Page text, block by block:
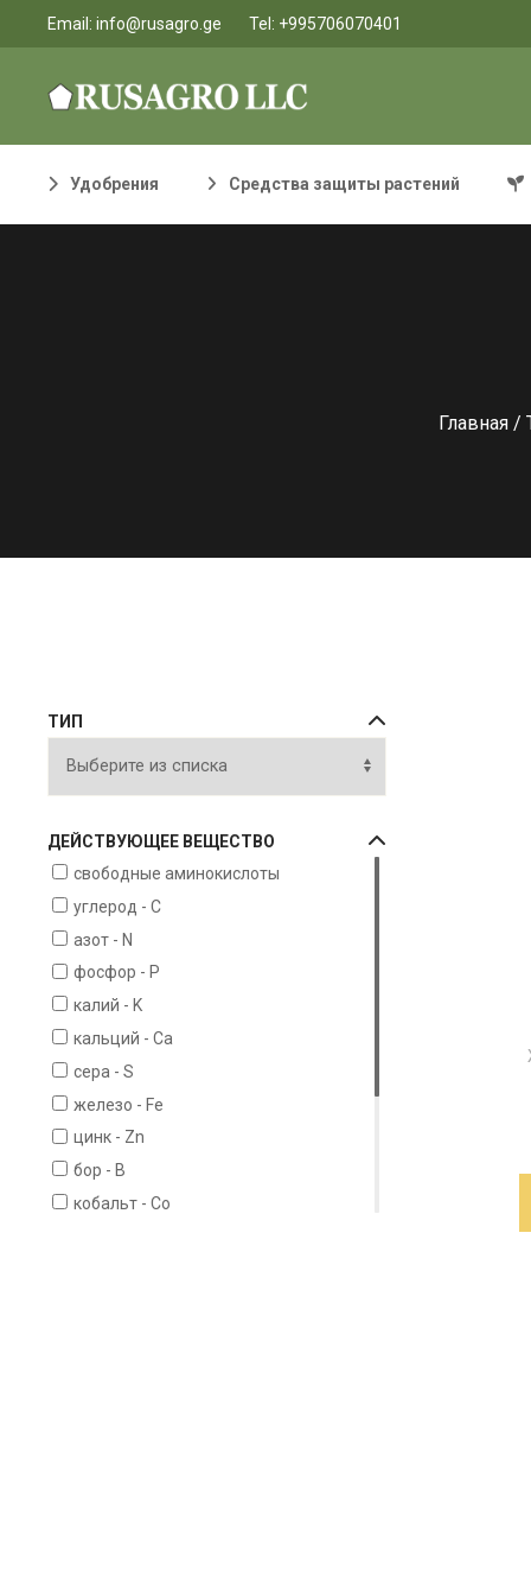
Email: info@rusagro.ge Tel: +995706070401
Удобрения Средства защиты растений
Главная /
ТИП
ДЕЙСТВУЮЩЕЕ ВЕЩЕСТВО
свободные аминокислоты
углерод - С
азот - N
фосфор - P
калий - K
кальций - Ca
сера - S
железо - Fe
цинк - Zn
бор - B
кобальт - Co